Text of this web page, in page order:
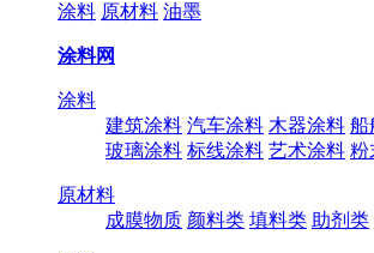
涂料 原材料 油墨
涂料网
涂料
建筑涂料 汽车涂料 木器涂料 船
玻璃涂料 标线涂料 艺术涂料 粉
原材料
成膜物质 颜料类 填料类 助剂类